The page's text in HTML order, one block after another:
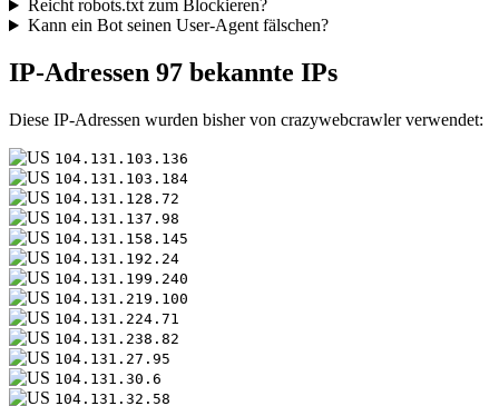
Reicht robots.txt zum Blockieren?
Kann ein Bot seinen User-Agent fälschen?
IP-Adressen 97 bekannte IPs
Diese IP-Adressen wurden bisher von crazywebcrawler verwendet:
104.131.103.136
104.131.103.184
104.131.128.72
104.131.137.98
104.131.158.145
104.131.192.24
104.131.199.240
104.131.219.100
104.131.224.71
104.131.238.82
104.131.27.95
104.131.30.6
104.131.32.58